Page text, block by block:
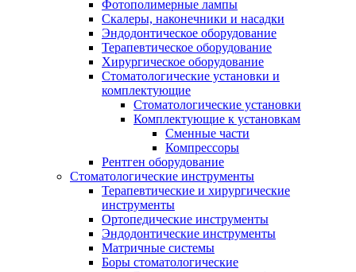
Фотополимерные лампы
Скалеры, наконечники и насадки
Эндодонтическое оборудование
Терапевтическое оборудование
Хирургическое оборудование
Стоматологические установки и
комплектующие
Стоматологические установки
Комплектующие к установкам
Сменные части
Компрессоры
Рентген оборудование
Стоматологические инструменты
Терапевтические и хирургические
инструменты
Ортопедические инструменты
Эндодонтические инструменты
Матричные системы
Боры стоматологические